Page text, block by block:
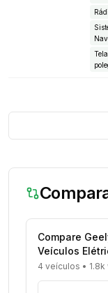
Compare
Veículos
4 veículos •